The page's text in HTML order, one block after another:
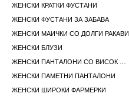
ЖЕНСКИ КРАТКИ ФУСТАНИ
ЖЕНСКИ ФУСТАНИ ЗА ЗАБАВА
ЖЕНСКИ МАИЧКИ СО ДОЛГИ РАКАВИ
ЖЕНСКИ БЛУЗИ
ЖЕНСКИ ПАМЕТНИ ПАНТАЛОНИ
ЖЕНСКИ ШИРОКИ ФАРМЕРКИ